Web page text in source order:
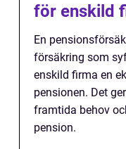
för enskild
En
försäkring som
enskild firma en
pensionen. Det
framtida behov
pension.